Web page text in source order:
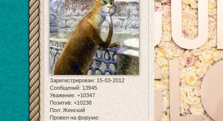
Зарегистрирован: 15-03-2012
Сообщений: 13945
Уважение: +10347
Позитив: +10238
Пол: Женский
Провел на форуме: